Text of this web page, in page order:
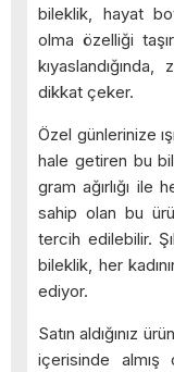
bileklik, hayat
olma özelliği
dikkat çeker.
Özel günlerinize
hale getiren bu
gram ağırlığı ile
sahip olan bu
tercih edilebilir.
bileklik, her
ediyor.
Satın aldığınız
içerisinde